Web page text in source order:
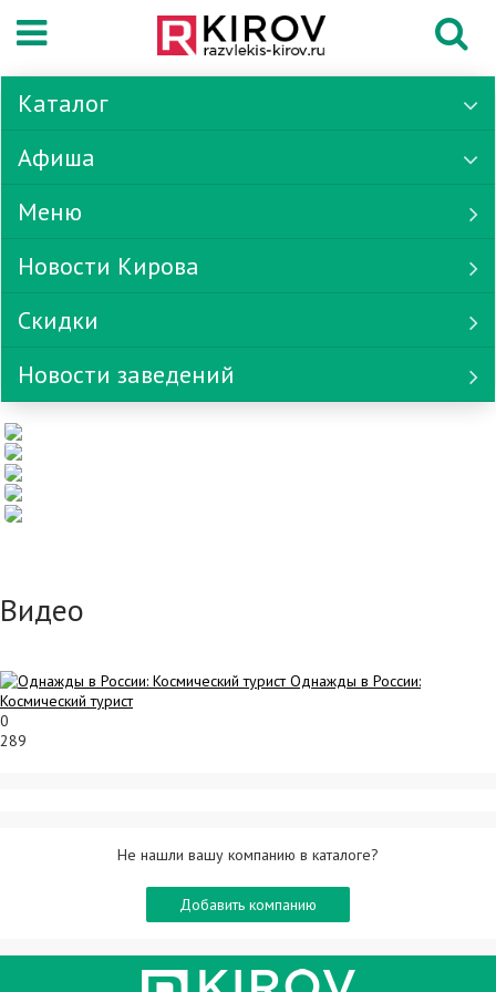
Каталог
Афиша
Меню
Новости Кирова
Скидки
Новости заведений
Видео
Однажды в России:
Космический турист
0
289
Не нашли вашу компанию в каталоге?
Добавить компанию